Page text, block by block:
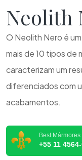
O Neolith Nero é
mais de 10 tipos de
caracterizam um
diferenciados com
acabamentos.
Best
+55 11